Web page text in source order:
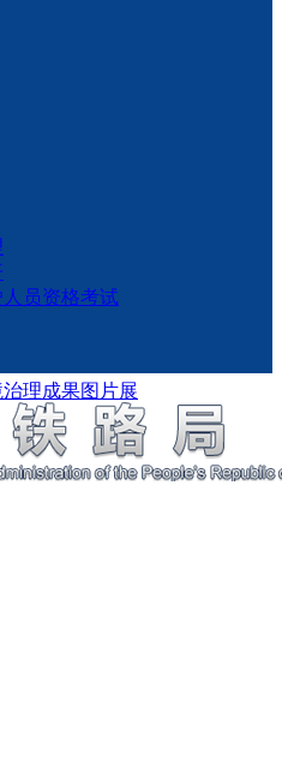
员资格考试
理成果图片展